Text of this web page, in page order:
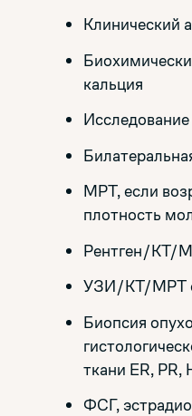
Клинический
кальция
МРТ, если
плотность
Рентген/КТ/
УЗИ/КТ/МРТ
Биопсия
ткани ER, PR,
ФСГ,